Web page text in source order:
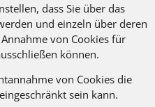
dass Sie über das
und einzeln über deren
von Cookies für
können.
von Cookies die
sein kann.